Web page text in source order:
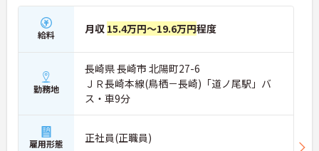
給料 月収 15.4万円～19.6万円程度
勤務地
長崎県 長崎市 北陽町27-6
ＪＲ長崎本線(鳥栖－長崎)「道ノ尾駅」バ
ス・車9分
雇用形態 正社員(正職員)